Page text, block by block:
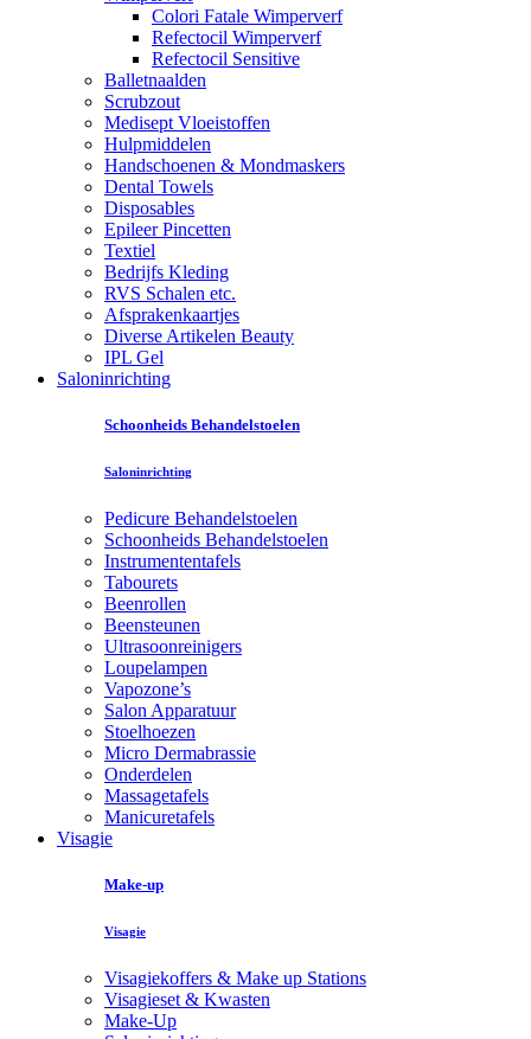
Colori Fatale Wimperverf
Refectocil Wimperverf
Refectocil Sensitive
Balletnaalden
Scrubzout
Medisept Vloeistoffen
Hulpmiddelen
Handschoenen & Mondmaskers
Dental Towels
Disposables
Epileer Pincetten
Textiel
Bedrijfs Kleding
RVS Schalen etc.
Afsprakenkaartjes
Diverse Artikelen Beauty
IPL Gel
Saloninrichting
Schoonheids Behandelstoelen
Saloninrichting
Pedicure Behandelstoelen
Schoonheids Behandelstoelen
Instrumententafels
Tabourets
Beenrollen
Beensteunen
Ultrasoonreinigers
Loupelampen
Vapozone’s
Salon Apparatuur
Stoelhoezen
Micro Dermabrassie
Onderdelen
Massagetafels
Manicuretafels
Visagie
Make-up
Visagie
Visagiekoffers & Make up Stations
Visagieset & Kwasten
Make-Up